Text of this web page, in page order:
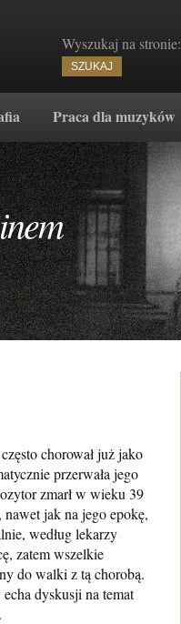
Wyszukaj na stronie:
Praca dla muzyków
chorował już jako
przerwała jego
zmarł w wieku 39
jak na jego epokę,
według lekarzy
zatem wszelkie
do walki z tą chorobą.
dyskusji na temat